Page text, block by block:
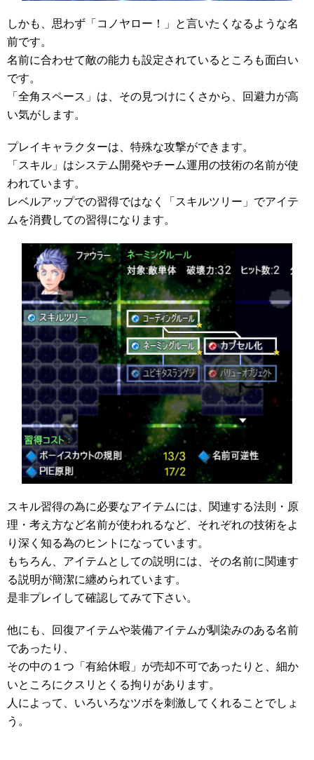
しかも、思わず「コノヤロー！」と言いたくなるような名
前です。
名前に合わせて敵の能力も設定されているところも面白い
です。
「全角スペース」は、その見つけにくさから、回避力が高
い気がします。
プレイキャラクターは、特殊な攻撃ができます。
「スキル」はシステム開発やチーム運用の技術の名前が使
われています。
レベルアップでの習得ではなく「スキルツリー」でアイテ
ムを消費しての習得になります。
スキル習得の為に必要なアイテムには、関連する法則・原
理・考え方など名前が使われるなど、それぞれの技術をよ
り深く知る為のヒントになっています。
もちろん、アイテムとしての説明には、その名前に関連す
る説明が簡潔に纏められています。
是非プレイして確認してみて下さい。
他にも、回復アイテムや装備アイテムが馴染みのある名前
であったり、
その中の１つ「有給休暇」が売却不可であったりと、細か
いところにクスリとくる拘りがあります。
人によって、いろいろなツボを刺激してくれることでしょ
う。